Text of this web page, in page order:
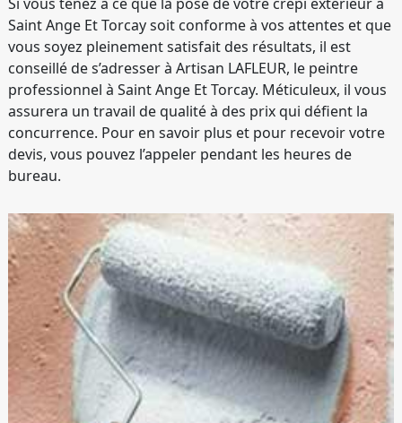
Saint Ange Et Torcay soit conforme à vos attentes et que
vous soyez pleinement satisfait des résultats, il est
conseillé de s’adresser à Artisan LAFLEUR, le peintre
professionnel à Saint Ange Et Torcay. Méticuleux, il vous
assurera un travail de qualité à des prix qui défient la
concurrence. Pour en savoir plus et pour recevoir votre
devis, vous pouvez l’appeler pendant les heures de
bureau.